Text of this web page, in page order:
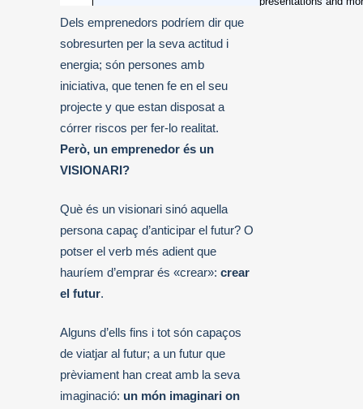
Dels emprenedors podríem dir que
sobresurten per la seva actitud i
energia; són persones amb
iniciativa, que tenen fe en el seu
projecte y que estan disposat a
córrer riscos per fer-lo realitat.
Però, un emprenedor és un
VISIONARI?
Què és un visionari sinó aquella
persona capaç d’anticipar el futur? O
potser el verb més adient que
hauríem d’emprar és «crear»: crear
el futur.
Alguns d’ells fins i tot són capaços
de viatjar al futur; a un futur que
prèviament han creat amb la seva
imaginació: un món imaginari on